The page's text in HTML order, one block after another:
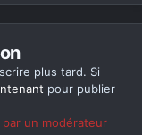
plus tard. Si
pour publier
un modérateur